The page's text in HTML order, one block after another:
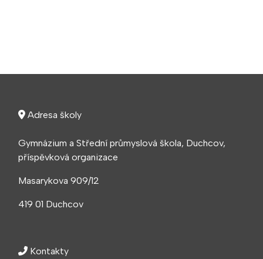
Adresa školy
Gymnázium a Střední průmyslová škola, Duchcov,
příspěvková organizace
Masarykova 909/12
419 01 Duchcov
Kontakty